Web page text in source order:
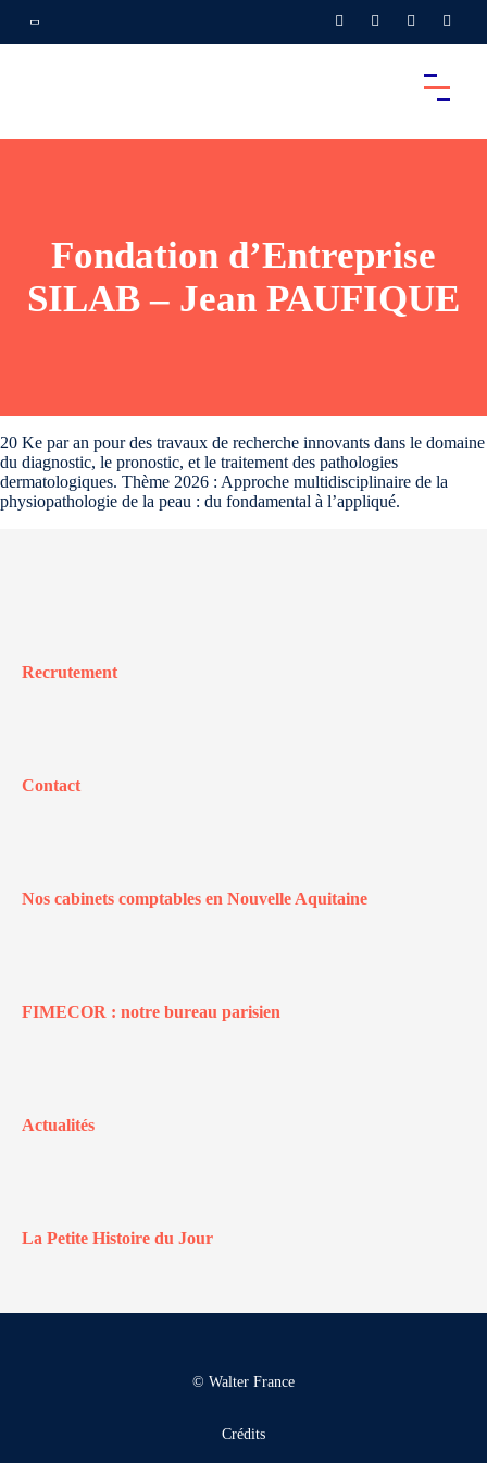
Fondation d’Entreprise
SILAB – Jean PAUFIQUE
20 Ke par an pour des travaux de recherche innovants dans le domaine
du diagnostic, le pronostic, et le traitement des pathologies
dermatologiques. Thème 2026 : Approche multidisciplinaire de la
physiopathologie de la peau : du fondamental à l’appliqué.
Recrutement
Contact
Nos cabinets comptables en Nouvelle Aquitaine
FIMECOR : notre bureau parisien
Actualités
La Petite Histoire du Jour
© Walter France
Crédits